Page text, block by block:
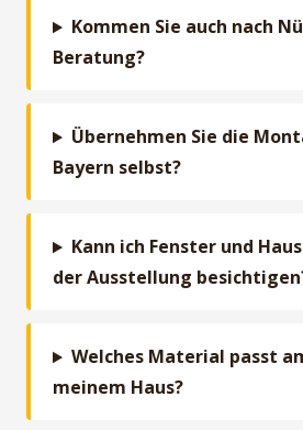
Kommen Sie auch nach
Beratung?
Übernehmen Sie die
Bayern selbst?
Kann ich Fenster und
der Ausstellung
Welches Material passt
meinem Haus?